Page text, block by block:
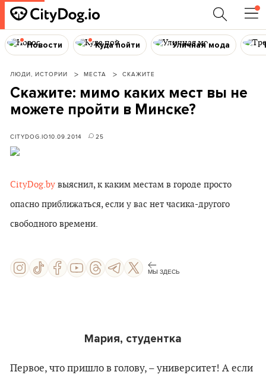
Новости Куда пойти Уличная мода
ЛЮДИ, ИСТОРИИ МЕСТА СКАЖИТЕ
Скажите: мимо каких мест вы не
можете пройти в Минске?
CITYDOG.IO10.09.2014 25
CityDog.by выяснил, к каким местам в городе просто
опасно приближаться, если у вас нет часика-другого
свободного времени.
МЫ ЗДЕСЬ
Мария, студентка
Первое, что пришло в голову, – университет! А если